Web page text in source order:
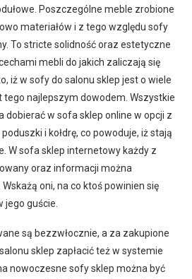
Poszczególne meble zrobione
materiałów i z tego względu sofy
To stricte solidność oraz estetyczne
mebli do jakich zaliczają się
iż w sofy do salonu sklep jest o wiele
najlepszym dowodem. Wszystkie
dobierać w sofa sklep online w opcji z
i kołdrę, co powoduje, iż stają
W sofa sklep internetowy każdy z
oraz informacji można
oni, na co ktoś powinien się
jego guście.
są bezzwłocznie, a za zakupione
sklep zapłacić też w systemie
nowoczesne sofy sklep można być